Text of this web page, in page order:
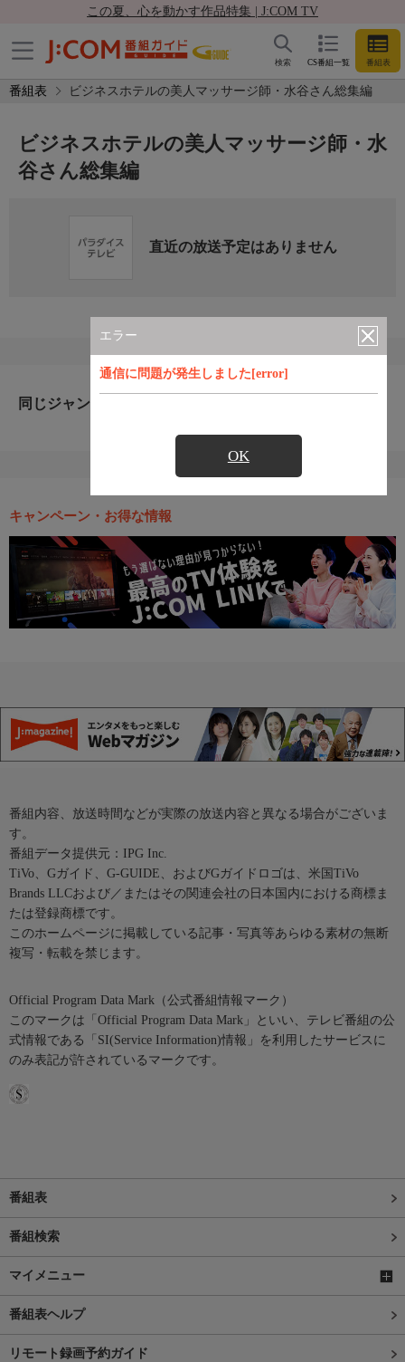
この夏、心を動かす作品特集 | J:COM TV
CS番組一覧 番組表
検索
番組表 ビジネスホテルの美人マッサージ師・水谷さん総集編
エラー
通信に問題が発生しました[error]
OK
ビジネスホテルの美人マッサージ師・水
谷さん総集編
直近の放送予定はありません
同じジャンルのおすすめ番組
キャンペーン・お得な情報
番組内容、放送時間などが実際の放送内容と異なる場合がございま
す。
番組データ提供元：IPG Inc.
TiVo、Gガイド、G-GUIDE、およびGガイドロゴは、米国TiVo
Brands LLCおよび／またはその関連会社の日本国内における商標ま
たは登録商標です。
このホームページに掲載している記事・写真等あらゆる素材の無断
複写・転載を禁じます。
Official Program Data Mark（公式番組情報マーク）
このマークは「Official Program Data Mark」といい、テレビ番組の公
式情報である「SI(Service Information)情報」を利用したサービスに
のみ表記が許されているマークです。
番組表
番組検索
マイメニュー
番組表ヘルプ
リモート録画予約ガイド